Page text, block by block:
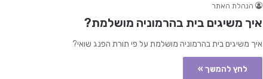
הנהלת האתר
איך משיגים בית בהרמוניה מושלמת?
איך משיגים בית בהרמוניה מושלמת על פי תורת הפנג שואי?
לחץ להמשך »